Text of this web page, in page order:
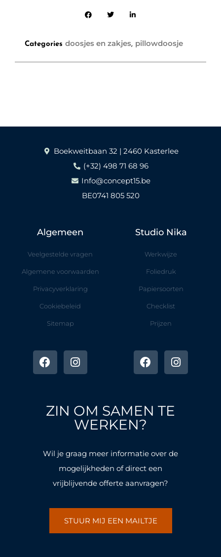
Categories doosjes en zakjes, pillowdoosje
Boekweitbaan 32 | 2460 Kasterlee
(+32) 498 71 68 96
Info@concept15.be
BE0741 805 520
Algemeen
Veelgestelde vragen
Algemene voorwaarden
Privacyverklaring
Cookiebeleid
Sitemap
a
c
e
o
n
s
t
r
a
m
Studio Nika
Werkwijze
Foliedruk
Papiersoorten
Checklist
Prijzen
a
c
e
o
k
n
s
t
ZIN OM SAMEN TE
WERKEN?
Wil je graag meer informatie over de
mogelijkheden of direct een
vrijblijvende offerte aanvragen?
STUUR MIJ EEN MAILTJE